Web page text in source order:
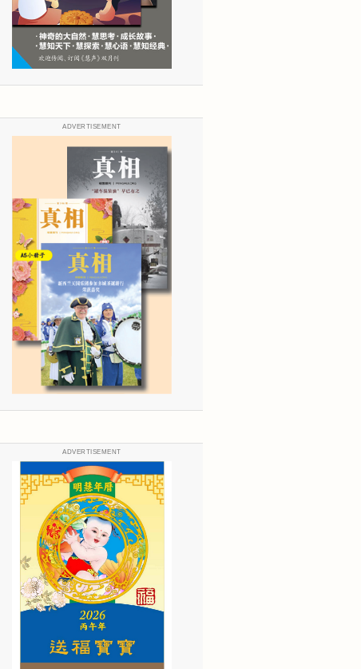
ADVERTISEMENT
ADVERTISEMENT